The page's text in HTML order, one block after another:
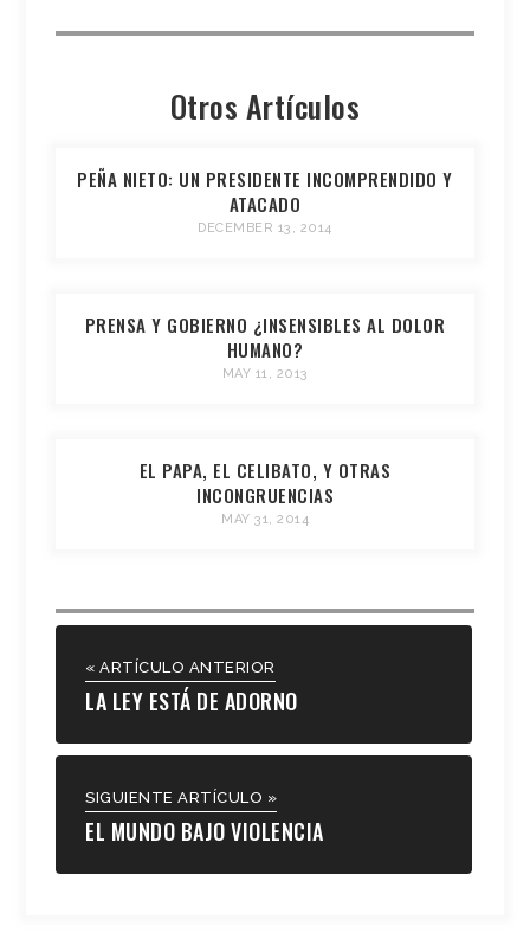
Otros Artículos
PEÑA NIETO: UN PRESIDENTE INCOMPRENDIDO Y
ATACADO
DECEMBER 13, 2014
PRENSA Y GOBIERNO ¿INSENSIBLES AL DOLOR
HUMANO?
MAY 11, 2013
EL PAPA, EL CELIBATO, Y OTRAS
INCONGRUENCIAS
MAY 31, 2014
« ARTÍCULO ANTERIOR
LA LEY ESTÁ DE ADORNO
SIGUIENTE ARTÍCULO »
EL MUNDO BAJO VIOLENCIA